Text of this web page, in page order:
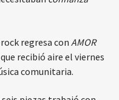
regresa conAMOR
recibió aire el viernes
comunitaria.